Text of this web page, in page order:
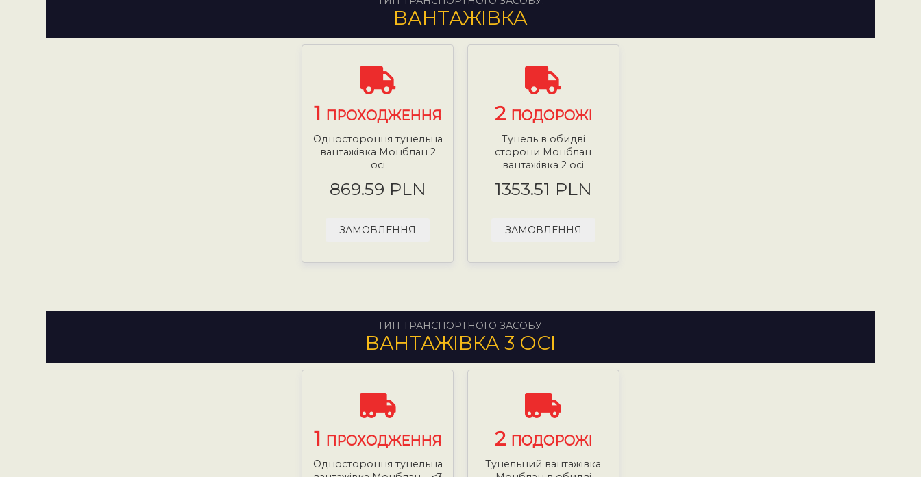
ВАНТАЖІВКА
1 ПРОХОДЖЕННЯ
Одностороння тунельна
вантажівка Монблан 2
осі
869.59 PLN
ЗАМОВЛЕННЯ
2 ПОДОРОЖІ
Тунель в обидві
сторони Монблан
вантажівка 2 осі
1353.51 PLN
ЗАМОВЛЕННЯ
ТИП ТРАНСПОРТНОГО ЗАСОБУ:
ВАНТАЖІВКА 3 ОСІ
1 ПРОХОДЖЕННЯ
Одностороння тунельна
2 ПОДОРОЖІ
Тунельний вантажівка